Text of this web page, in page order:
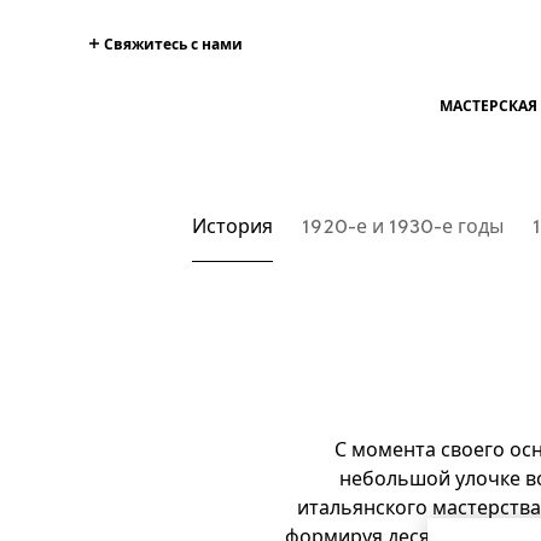
Свяжитесь с нами
История 1920-е и 1930-е годы
С момента своего
небольшой улочке
итальянского